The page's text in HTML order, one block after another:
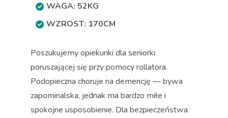
WAGA: 52KG
WZROST: 170CM
Poszukujemy opiekunki dla seniorki
poruszającej się przy pomocy rollatora.
Podopieczna choruje na demencję — bywa
zapominalska, jednak ma bardzo miłe i
spokojne usposobienie. Dla bezpieczeństwa